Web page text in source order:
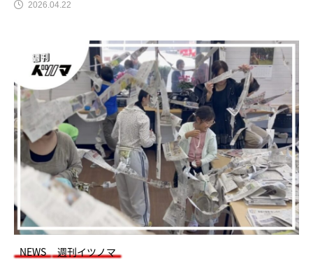
2026.04.22
NEWS
週刊イツノマ